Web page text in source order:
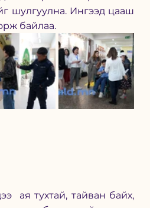
шулгуулна. Ингээд цааш
байлаа.
ая тухтай, тайван байх,